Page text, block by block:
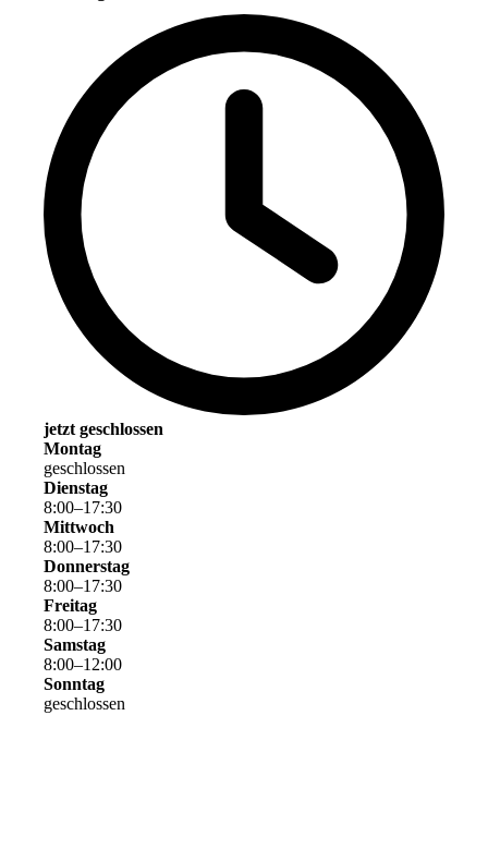
jetzt geschlossen
Montag
geschlossen
Dienstag
8:00–17:30
Mittwoch
8:00–17:30
Donnerstag
8:00–17:30
Freitag
8:00–17:30
Samstag
8:00–12:00
Sonntag
geschlossen